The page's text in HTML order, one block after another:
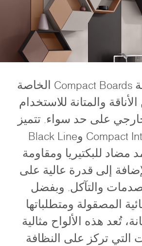
تقدم مجموعة Compact Boards الخاصة
والمتانة للاستخدام
على حد سواء. تتميز
ألواح Compact Interior وBlack Line
للبكتيريا ومقاومة
إلى قدرة عالية على
والتآكل. وبفضل
المصقولة ومتطلباتها
تُعد هذه الألواح مثالية
التي تركز على النظافة